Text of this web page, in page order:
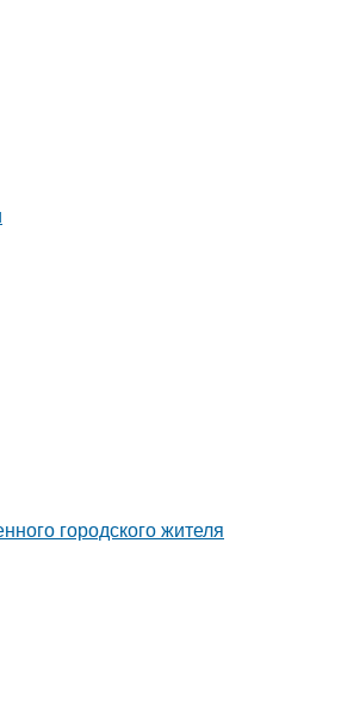
городского жителя